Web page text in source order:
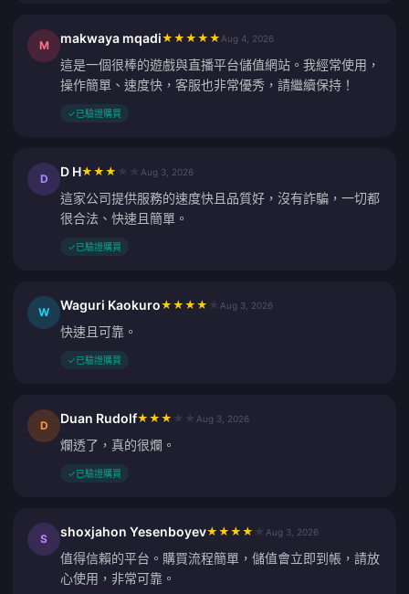
M makwaya mqadi★ ★ ★ ★ ★ Aug 4, 2026
這是一個很棒的遊戲與直播平台儲值網站。我經常使用，
操作簡單、速度快，客服也非常優秀，請繼續保持！
✓已驗證購買
D D H★ ★ ★ Aug 3, 2026
這家公司提供服務的速度快且品質好，沒有詐騙，一切都
很合法、快速且簡單。
✓已驗證購買
W Waguri Kaokuro★ ★ ★ ★ Aug 3, 2026
快速且可靠。
✓已驗證購買
D Duan Rudolf★ ★ ★ Aug 3, 2026
爛透了，真的很爛。
✓已驗證購買
S shoxjahon Yesenboyev★ ★ ★ ★ Aug 3, 2026
值得信賴的平台。購買流程簡單，儲值會立即到帳，請放
心使用，非常可靠。